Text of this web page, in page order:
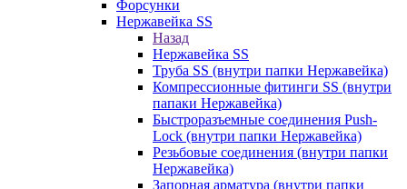
Форсунки
Нержавейка SS
Назад
Нержавейка SS
Труба SS (внутри папки Нержавейка)
Компрессионные фитинги SS (внутри
папаки Нержавейка)
Быстроразъемные соединения Push-
Lock (внутри папки Нержавейка)
Резьбовые соединения (внутри папки
Нержавейка)
Запорная арматура (внутри папки